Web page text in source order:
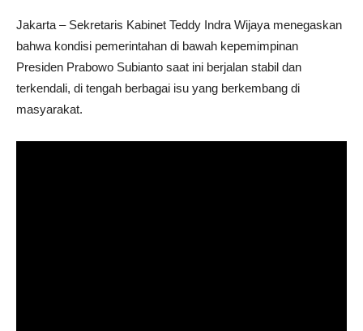
Jakarta – Sekretaris Kabinet Teddy Indra Wijaya menegaskan
bahwa kondisi pemerintahan di bawah kepemimpinan
Presiden Prabowo Subianto saat ini berjalan stabil dan
terkendali, di tengah berbagai isu yang berkembang di
masyarakat.